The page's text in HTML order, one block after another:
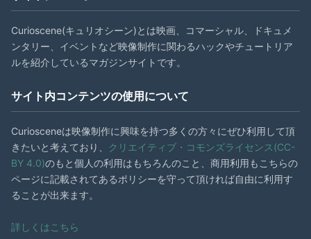
Curioscene(キュリオシーン)とは映画、コマーシャル、ドキュメ
ンタリー、イベントなど映像制作に関わるハックやチュートリア
ルを紹介しているマガジンサイトです。
サイト内コンテンツの使用について
Curiosceneは映像制作に興味を持つ多くの方々にぜひ利用して頂
きたいと考えており、
クリエイティブ・コモンズライセンス(CC-
BY 4.0)のもと個人の利用はもちろんのこと、商用利用もこちらの
ページに記載されてあるポリシーを守って頂ければ自由に利用す
ることが出来ます。
詳しくはこちら